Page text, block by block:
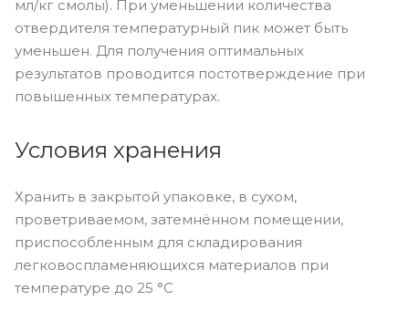
мл/кг смолы). При уменьшении количества
отвердителя температурный пик может быть
уменьшен. Для получения оптимальных
результатов проводится постотверждение при
повышенных температурах.
Условия хранения
Хранить в закрытой упаковке, в сухом,
проветриваемом, затемнённом помещении,
приспособленным для складирования
легковоспламеняющихся материалов при
температуре до 25 °C